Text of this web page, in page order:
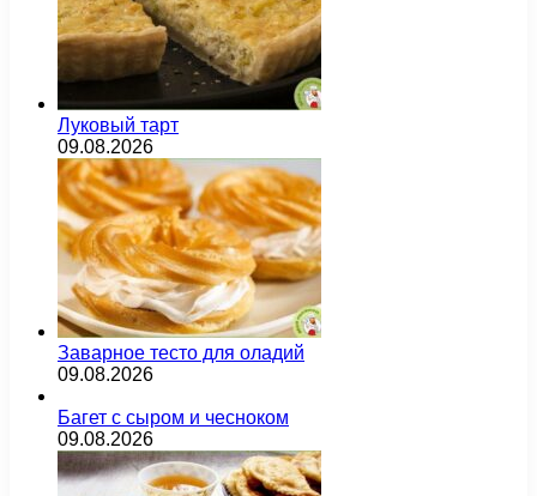
Луковый тарт
09.08.2026
Заварное тесто для оладий
09.08.2026
Багет с сыром и чесноком
09.08.2026